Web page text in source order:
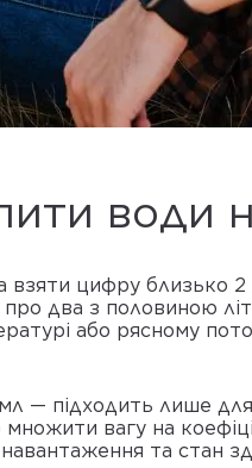
води
цифру близько 2
два з половиною
або рясному
— підходить лише для
вагу на
та стан